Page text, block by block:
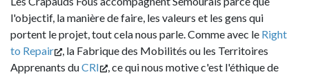
l'objectif, la manière de faire, les valeurs et les gens qui
portent le projet, tout cela nous parle. Comme avec le Right
to Repair
, la Fabrique des Mobilités ou les Territoires
Apprenants duCRI
, ce qui nous motive c'est l'éthique de